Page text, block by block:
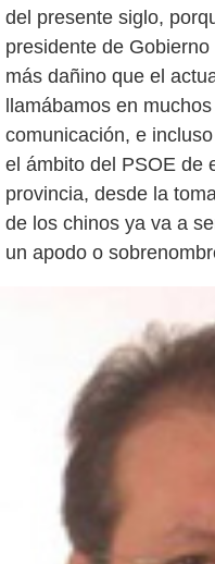
del presente siglo,
presidente de Gobierno
más dañino que el
llamábamos en
comunicación, e
el ámbito del PSOE de
provincia, desde la
de los chinos ya va a